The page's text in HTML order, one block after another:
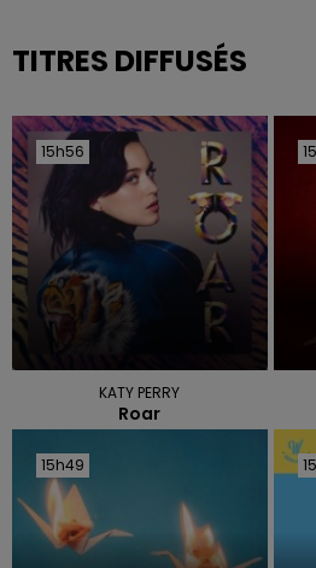
TITRES DIFFUSÉS
15h56
15h56
KATY PERRY
Roar
15h49
15h49